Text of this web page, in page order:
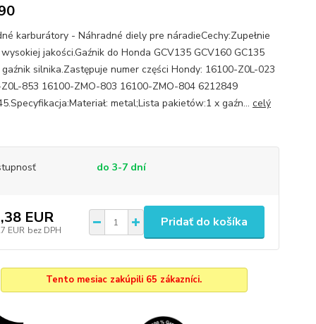
karburátory - Náhradné diely pre náradieCechy:Zupełnie
jakości.Gaźnik do Honda GCV135 GCV160 GC135
gaźnik silnika.Zastępuje numer części Hondy: 16100-Z0L-023
853 16100-ZMO-803 16100-ZMO-804 6212849
metal;Lista pakietów:1 x gaźn... celý
do 3-7 dní
EUR
EUR bez DPH
Pridať do košíka
Tento mesiac zakúpili 65 zákazníci.